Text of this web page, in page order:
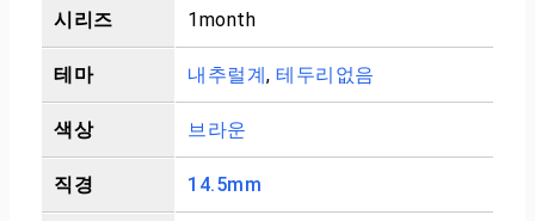
시리즈 1month
테마 내추럴계, 테두리없음
색상 브라운
직경 14.5mm